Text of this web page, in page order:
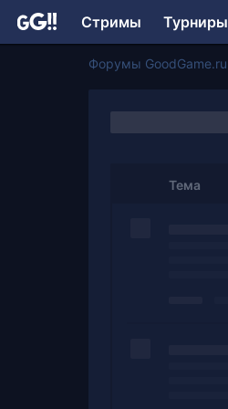
Стримы Турниры
Форумы GoodGame.ru
Тема